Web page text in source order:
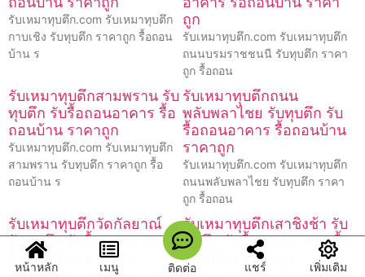
รับเหมาทุบตึก.com รับเหมาทุบตึก
กาบเชิง รับทุบตึก ราคาถูก รื้อถอน
บ้าน ร
ถูก
รับเหมาทุบตึก.com รับเหมาทุบตึก
ถนนบรมราชชนนี รับทุบตึก ราคา
ถูก รื้อถอน
รับเหมาทุบตึกสามพราน รับ
ทุบตึก รับรื้อถอนอาคาร รื้อ
ถอนบ้าน ราคาถูก
รับเหมาทุบตึก.com รับเหมาทุบตึก
สามพราน รับทุบตึก ราคาถูก รื้อ
ถอนบ้าน ร
รับเหมาทุบตึกถนน
พลับพลาไชย รับทุบตึก รับ
รื้อถอนอาคาร รื้อถอนบ้าน
ราคาถูก
รับเหมาทุบตึก.com รับเหมาทุบตึก
ถนนพลับพลาไชย รับทุบตึก ราคา
ถูก รื้อถอน
รับเหมาทุบตึกวัดกัลยาณ์
รับทุบตึก รับรื้อถอนอาคาร
รื้อถอนบ้าน ราคาถูก
รับเหมาทุบตึกเสาชิงช้า รับ
ทุบตึก รับรื้อถอนอาคาร รื้อ
ถอนบ้าน ราคาถูก
หน้าหลัก เมนู ติดต่อ แชร์ เพิ่มเติม